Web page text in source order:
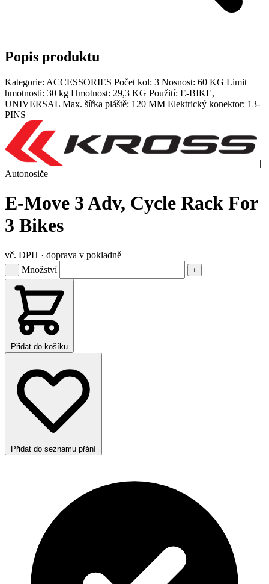
Popis produktu
Kategorie: ACCESSORIES Počet kol: 3 Nosnost: 60 KG Limit
hmotnosti: 30 kg Hmotnost: 29,3 KG Použití: E-BIKE,
UNIVERSAL Max. šířka pláště: 120 MM Elektrický konektor: 13-
PINS
|
Autonosiče
E-Move 3 Adv, Cycle Rack For
3 Bikes
vč. DPH · doprava v pokladně
− Množství +
Přidat do košíku
Přidat do seznamu přání